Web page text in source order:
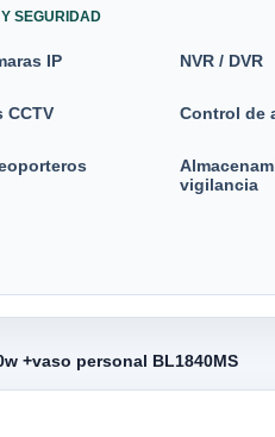
SEGURIDAD
IP NVR / DVR
CCTV Control de
vigilancia
+vaso personal BL1840MS